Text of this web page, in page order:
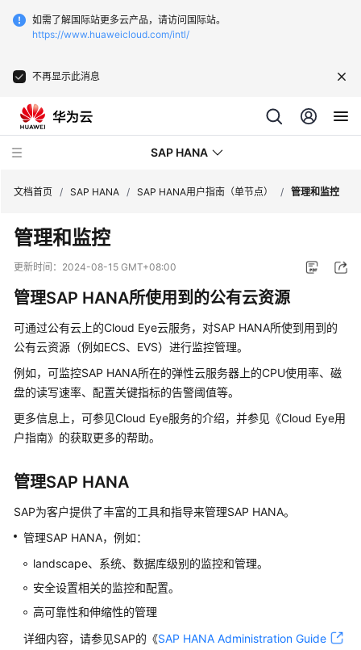
如需了解国际站更多云产品，请访问国际站。
https://www.huaweicloud.com/intl/
不再显示此消息
SAP HANA
SAP
HANA
述
SAP
HANA
用
户
南
（单
点）
简
介
部
署
理
文档首页 / SAP HANA / SAP HANA用户指南（单节点） / 管理和监控
管理和监控
更新时间： 2024-08-15 GMT+08:00
管理SAP HANA所使用到的公有云资源
可通过公有云上的Cloud Eye云服务，对SAP HANA所使到用到的
公有云资源（例如ECS、EVS）进行监控管理。
例如，可监控SAP HANA所在的弹性云服务器上的CPU使用率、磁
盘的读写速率、配置关键指标的告警阈值等。
更多信息上，可参见Cloud Eye服务的介绍，并参见《Cloud Eye用
户指南》的获取更多的帮助。
管理SAP HANA
SAP为客户提供了丰富的工具和指导来管理SAP HANA。
管理SAP HANA，例如：
landscape、系统、数据库级别的监控和管理。
安全设置相关的监控和配置。
高可靠性和伸缩性的管理
详细内容，请参见SAP的《SAP HANA Administration Guide